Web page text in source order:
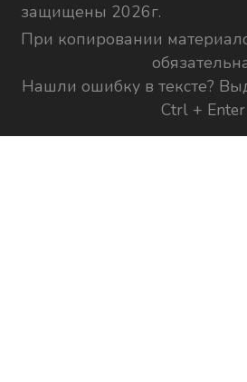
защищены 2026г.
При копировании
Нашли ошибку в тексте?
Ctrl + Enter